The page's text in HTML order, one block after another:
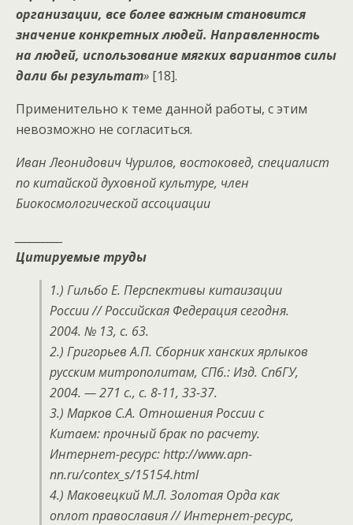
организации, все более важным становится
значение конкретных людей. Направленность
на людей, использование мягких вариантов силы
дали бы результат» [18].
Применительно к теме данной работы, с этим
невозможно не согласиться.
Иван Леонидович Чурилов, востоковед, специалист
по китайской духовной культуре, член
Биокосмологической ассоциации
Цитируемые труды
1.) Гильбо Е. Перспективы китаизации
России // Российская Федерация сегодня.
2004. № 13, с. 63.
2.) Григорьев А.П. Сборник ханских ярлыков
русским митрополитам, СПб.: Изд. СпбГУ,
2004. — 271 с., с. 8-11, 33-37.
3.) Марков С.А. Отношения России с
Китаем: прочный брак по расчету.
Интернет-ресурс: http://www.apn-
nn.ru/contex_s/15154.html
4.) Маковецкий М.Л. Золотая Орда как
оплот православия // Интернет-ресурс,